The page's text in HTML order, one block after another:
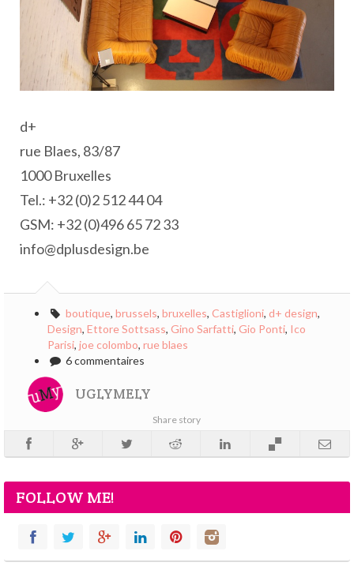
d+
rue Blaes, 83/87
1000 Bruxelles
Tel.: +32 (0)2 512 44 04
GSM: +32 (0)496 65 72 33
info@dplusdesign.be
boutique, brussels, bruxelles, Castiglioni, d+ design,
Design, Ettore Sottsass, Gino Sarfatti, Gio Ponti, Ico
Parisi, joe colombo, rue blaes
6 commentaires
UGLYMELY
Share story
FOLLOW ME!